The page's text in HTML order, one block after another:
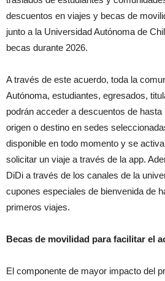
descuentos en viajes y becas de
junto a la Universidad Autónoma de
becas durante 2026.
A través de este acuerdo, toda la
Autónoma, estudiantes, egresados,
podrán acceder a descuentos de
origen o destino en sedes
disponible en todo momento y se
solicitar un viaje a través de la app.
DiDi a través de los canales de la
cupones especiales de bienvenida de
primeros viajes.
Becas de movilidad para facilitar el
El componente de mayor impacto del